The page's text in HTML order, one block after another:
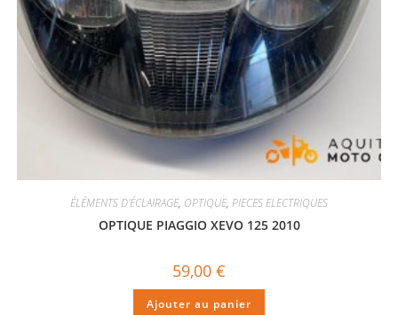
ÉLÉMENTS D'ÉCLAIRAGE, OPTIQUE, PIECES ELECTRIQUES
OPTIQUE PIAGGIO XEVO 125 2010
59,00 €
Ajouter au panier